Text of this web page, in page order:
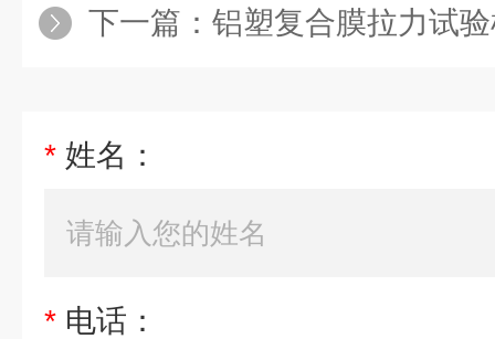
下一篇： 铝塑复合膜拉力试
* 姓名：
* 电话：